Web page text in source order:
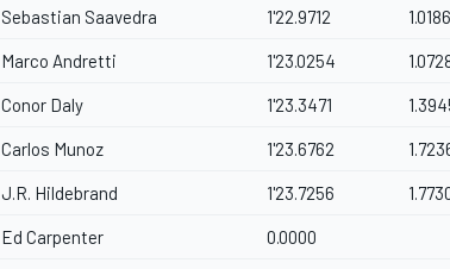
Sebastian Saavedra 1'22.9712 1.0186
Marco Andretti 1'23.0254
Conor Daly 1'23.3471
Carlos Munoz 1'23.6762
J.R. Hildebrand 1'23.7256
Ed Carpenter 0.0000